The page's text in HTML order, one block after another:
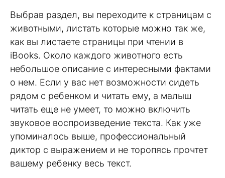
Выбрав раздел, вы переходите к страницам с
животными, листать которые можно так же,
как вы листаете страницы при чтении в
iBooks. Около каждого животного есть
небольшое описание с интересными фактами
о нем. Если у вас нет возможности сидеть
рядом с ребенком и читать ему, а малыш
читать еще не умеет, то можно включить
звуковое воспроизведение текста. Как уже
упоминалось выше, профессиональный
диктор с выражением и не торопясь прочтет
вашему ребенку весь текст.